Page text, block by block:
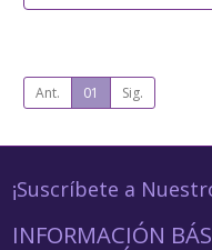
Ant. 01 Sig.
¡Suscríbete a
INFORMACIÓN